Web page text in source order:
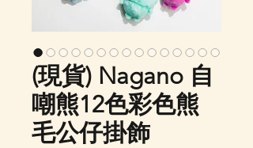
(現貨) Nagano 自
嘲熊12色彩色熊
毛公仔掛飾